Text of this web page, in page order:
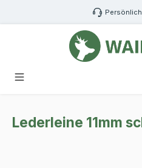
Zum Hauptinhalt springen
Lederleine 11mm